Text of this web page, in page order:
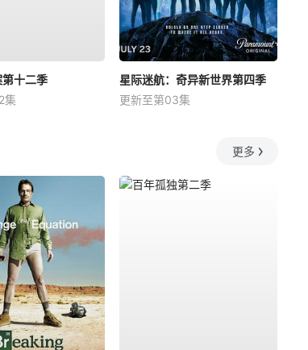
第十二季
集
星际迷航：奇异新世界第四季
更新至第03集
更多